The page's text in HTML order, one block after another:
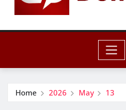
Home 2026 May 13